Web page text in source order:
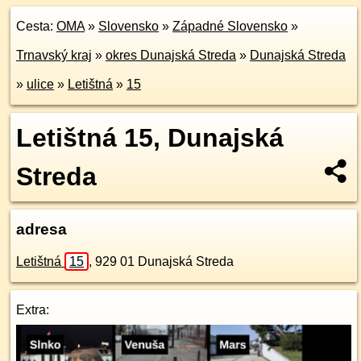
Cesta: OMA» Slovensko » Západné Slovensko »
Trnavský kraj » okres Dunajská Streda » Dunajská Streda
» ulice » Letištná » 15
Letištná 15, Dunajská
Streda
adresa
Letištná 15 , 929 01 Dunajská Streda
Extra: